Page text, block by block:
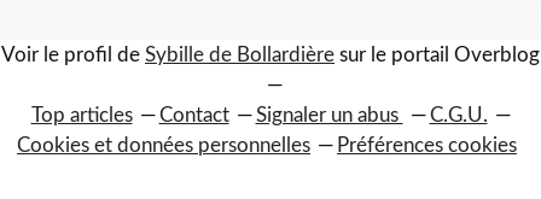
Voir le profil de Sybille de Bollardière sur le portail Overblog
Top articles Contact Signaler un abus
C.G.U.
Cookies et données personnelles
Préférences cookies